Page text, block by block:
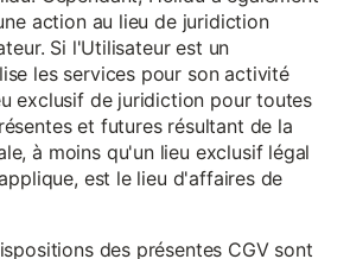
action au lieu de juridiction
Si l'Utilisateur est un
les services pour son activité
exclusif de juridiction pour toutes
et futures résultant de la
à moins qu'un lieu exclusif légal
est le lieu d'affaires de
des présentes CGV sont